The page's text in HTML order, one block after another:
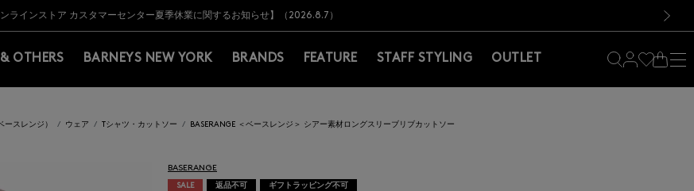
＞会員のお客様は11,000円（税込）以上のお買上げで常時送料無料！お買い物の際は会員登録を！
【夏季休業に伴う出荷一時停止のお知らせ】(2026.8.7)
ンラインストア カスタマーセンター夏季休業に関するお知らせ】（2026.8.7）
【夏季休業に伴う返品・交換承り一時停止のお知らせ】（2026.8.5）
熊本県を中心とした地震の影響によるお荷物のお届けについて
【開催中】SUMMER SALEのご案内・ご注意事項
＞会員のお客様は11,000円（税込）以上のお買上げで常時送料無料！お買い物の際は会員登録を！
【夏季休業に伴う出荷一時停止のお知らせ】(2026.8.7)
OTHERS BARNEYS NEW YORK BRANDS FEATURE STAFF STYLING OUTLET
ースレンジ） ウェア Tシャツ・カットソー BASERANGE ＜ベースレンジ＞ シアー素材ロングスリーブリブカットソー
BASERANGE
SALE
返品不可 ギフトラッピング不可